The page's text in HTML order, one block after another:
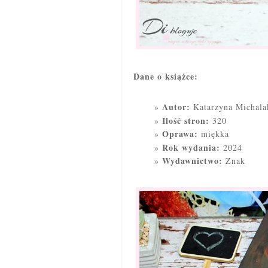
Dane o książce:
Autor: Katarzyna
Ilość stron: 320
Oprawa: miękka
Rok wydania: 2024
Wydawnictwo: Znak